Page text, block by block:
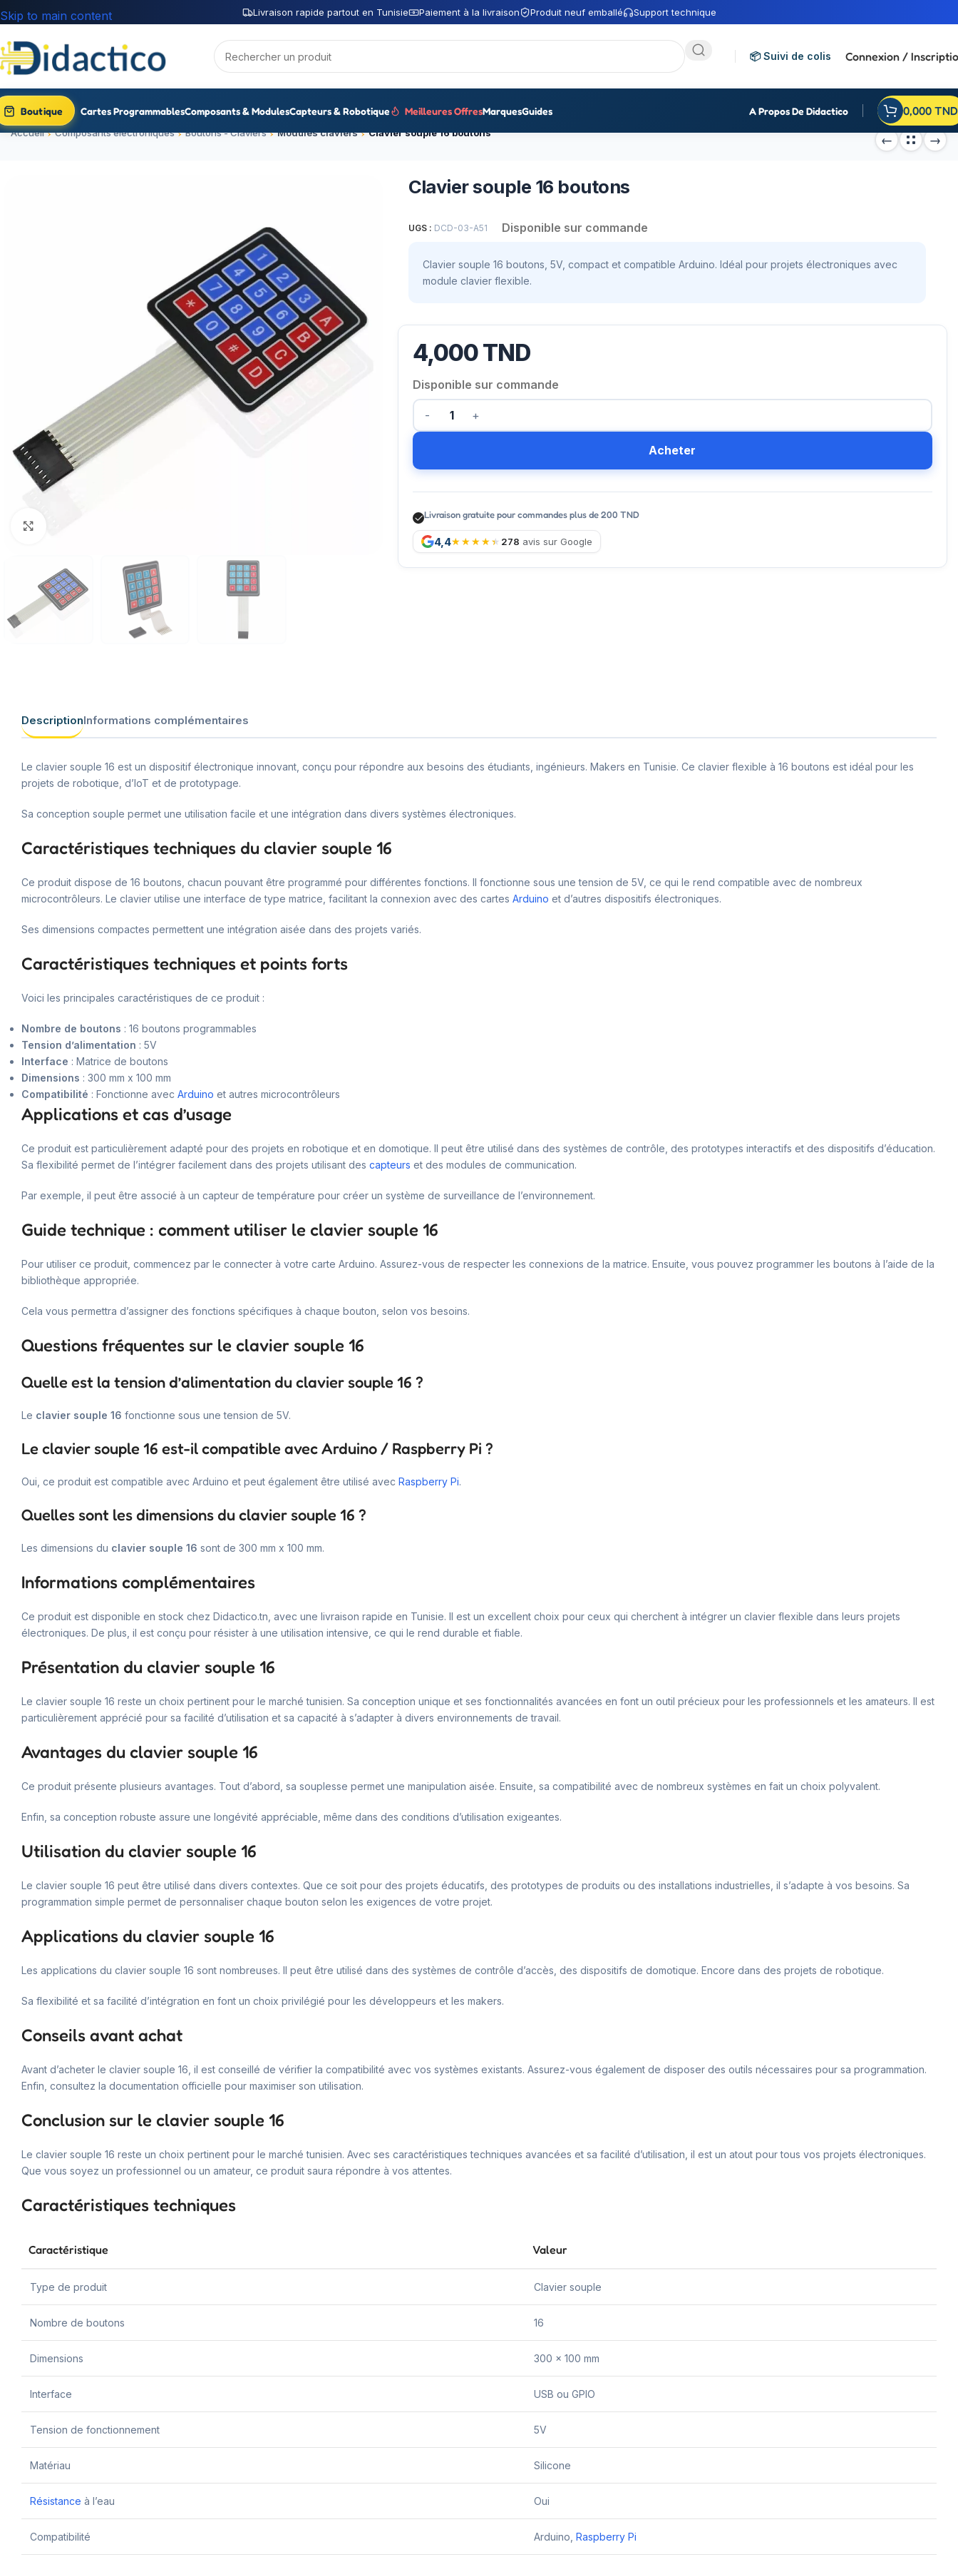
Livraison rapide partout en Tunisie Paiement à la livraison Produit neuf emballé Support technique
Skip to main content
📦 Suivi de colis Connexion /
Boutique Cartes ProgrammablesComposants & ModulesCapteurs & Robotique Meilleures OffresMarquesGuides A Propos De Didactico 0,000 TND
Accueil Composants électroniques Boutons - Claviers Modules claviers Clavier souple 16 boutons
Clavier souple 16 boutons
UGS : DCD-03-A51 Disponible sur commande
Clavier souple 16 boutons, 5V, compact et compatible Arduino. Idéal pour projets électroniques avec
module clavier flexible.
4,000TND
Disponible sur commande
Acheter
Livraison gratuite pour commandes plus de 200 TND
4,4 278 avis sur Google
DescriptionInformations complémentaires
Le clavier souple 16 est un dispositif électronique innovant, conçu pour répondre aux besoins des étudiants, ingénieurs. Makers en Tunisie. Ce clavier flexible à 16 boutons est idéal pour les
projets de robotique, d’IoT et de prototypage.
Sa conception souple permet une utilisation facile et une intégration dans divers systèmes électroniques.
Caractéristiques techniques du clavier souple 16
Ce produit dispose de 16 boutons, chacun pouvant être programmé pour différentes fonctions. Il fonctionne sous une tension de 5V, ce qui le rend compatible avec de nombreux
microcontrôleurs. Le clavier utilise une interface de type matrice, facilitant la connexion avec des cartes Arduino et d’autres dispositifs électroniques.
Ses dimensions compactes permettent une intégration aisée dans des projets variés.
Caractéristiques techniques et points forts
Voici les principales caractéristiques de ce produit :
Nombre de boutons : 16 boutons programmables
Tension d’alimentation : 5V
Interface : Matrice de boutons
Dimensions : 300 mm x 100 mm
Compatibilité : Fonctionne avec Arduino et autres microcontrôleurs
Applications et cas d’usage
Ce produit est particulièrement adapté pour des projets en robotique et en domotique. Il peut être utilisé dans des systèmes de contrôle, des prototypes interactifs et des dispositifs d’éducation.
Sa flexibilité permet de l’intégrer facilement dans des projets utilisant des capteurs et des modules de communication.
Par exemple, il peut être associé à un capteur de température pour créer un système de surveillance de l’environnement.
Guide technique : comment utiliser le clavier souple 16
Pour utiliser ce produit, commencez par le connecter à votre carte Arduino. Assurez-vous de respecter les connexions de la matrice. Ensuite, vous pouvez programmer les boutons à l’aide de la
bibliothèque appropriée.
Cela vous permettra d’assigner des fonctions spécifiques à chaque bouton, selon vos besoins.
Questions fréquentes sur le clavier souple 16
Quelle est la tension d’alimentation du clavier souple 16 ?
Le clavier souple 16 fonctionne sous une tension de 5V.
Le clavier souple 16 est-il compatible avec Arduino / Raspberry Pi ?
Oui, ce produit est compatible avec Arduino et peut également être utilisé avec Raspberry Pi.
Quelles sont les dimensions du clavier souple 16 ?
Les dimensions du clavier souple 16 sont de 300 mm x 100 mm.
Informations complémentaires
Ce produit est disponible en stock chez Didactico.tn, avec une livraison rapide en Tunisie. Il est un excellent choix pour ceux qui cherchent à intégrer un clavier flexible dans leurs projets
électroniques. De plus, il est conçu pour résister à une utilisation intensive, ce qui le rend durable et fiable.
Présentation du clavier souple 16
Le clavier souple 16 reste un choix pertinent pour le marché tunisien. Sa conception unique et ses fonctionnalités avancées en font un outil précieux pour les professionnels et les amateurs. Il est
particulièrement apprécié pour sa facilité d’utilisation et sa capacité à s’adapter à divers environnements de travail.
Avantages du clavier souple 16
Ce produit présente plusieurs avantages. Tout d’abord, sa souplesse permet une manipulation aisée. Ensuite, sa compatibilité avec de nombreux systèmes en fait un choix polyvalent.
Enfin, sa conception robuste assure une longévité appréciable, même dans des conditions d’utilisation exigeantes.
Utilisation du clavier souple 16
Le clavier souple 16 peut être utilisé dans divers contextes. Que ce soit pour des projets éducatifs, des prototypes de produits ou des installations industrielles, il s’adapte à vos besoins. Sa
programmation simple permet de personnaliser chaque bouton selon les exigences de votre projet.
Applications du clavier souple 16
Les applications du clavier souple 16 sont nombreuses. Il peut être utilisé dans des systèmes de contrôle d’accès, des dispositifs de domotique. Encore dans des projets de robotique.
Sa flexibilité et sa facilité d’intégration en font un choix privilégié pour les développeurs et les makers.
Conseils avant achat
Avant d’acheter le clavier souple 16, il est conseillé de vérifier la compatibilité avec vos systèmes existants. Assurez-vous également de disposer des outils nécessaires pour sa programmation.
Enfin, consultez la documentation officielle pour maximiser son utilisation.
Conclusion sur le clavier souple 16
Le clavier souple 16 reste un choix pertinent pour le marché tunisien. Avec ses caractéristiques techniques avancées et sa facilité d’utilisation, il est un atout pour tous vos projets électroniques.
Que vous soyez un professionnel ou un amateur, ce produit saura répondre à vos attentes.
Caractéristiques techniques
Caractéristique Valeur
Type de produit Clavier souple
Nombre de boutons 16
Dimensions 300 x 100 mm
Interface USB ou GPIO
Tension de fonctionnement 5V
Matériau Silicone
Résistance à l’eau Oui
Compatibilité Arduino, Raspberry Pi